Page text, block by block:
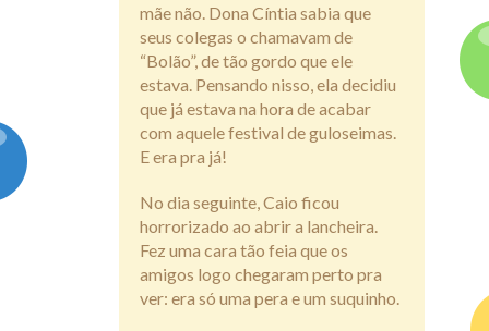
mãe não. Dona Cíntia sabia que
seus colegas o chamavam de
“Bolão”, de tão gordo que ele
estava. Pensando nisso, ela decidiu
que já estava na hora de acabar
com aquele festival de guloseimas.
E era pra já!
No dia seguinte, Caio ficou
horrorizado ao abrir a lancheira.
Fez uma cara tão feia que os
amigos logo chegaram perto pra
ver: era só uma pera e um suquinho.